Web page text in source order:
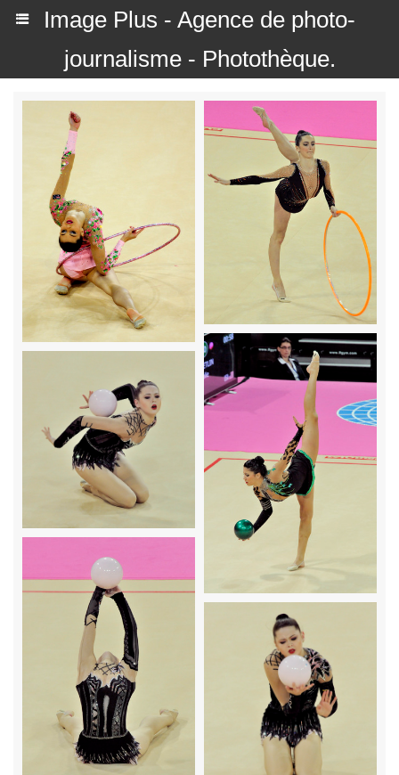
Image Plus - Agence de photo-
journalisme - Photothèque.